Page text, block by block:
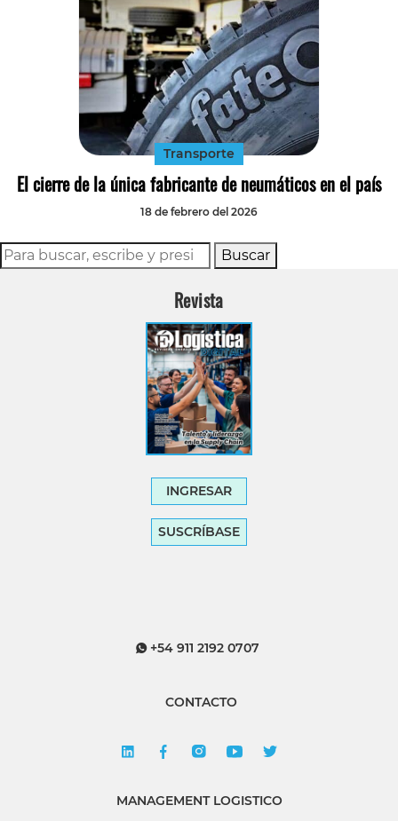
Transporte
El cierre de la única fabricante de neumáticos en el país
18 de febrero del 2026
Buscar
Revista
INGRESAR
SUSCRÍBASE
+54 911 2192 0707
CONTACTO
MANAGEMENT LOGISTICO